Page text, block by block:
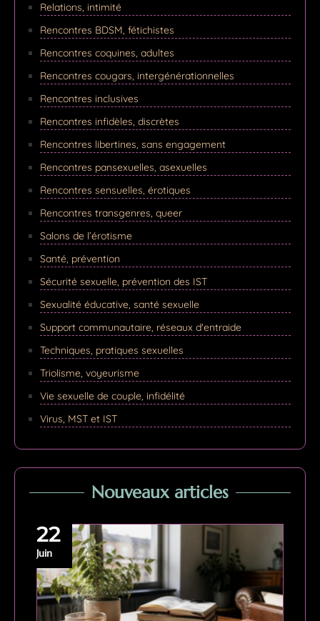
Relations, intimité
Rencontres BDSM, fétichistes
Rencontres coquines, adultes
Rencontres cougars, intergénérationnelles
Rencontres inclusives
Rencontres infidèles, discrètes
Rencontres libertines, sans engagement
Rencontres pansexuelles, asexuelles
Rencontres sensuelles, érotiques
Rencontres transgenres, queer
Salons de l’érotisme
Santé, prévention
Sécurité sexuelle, prévention des IST
Sexualité éducative, santé sexuelle
Support communautaire, réseaux d'entraide
Techniques, pratiques sexuelles
Triolisme, voyeurisme
Vie sexuelle de couple, infidélité
Virus, MST et IST
Nouveaux articles
22
Juin